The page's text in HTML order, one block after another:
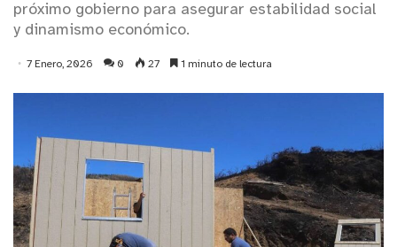
próximo gobierno para asegurar estabilidad social
y dinamismo económico.
7 Enero, 2026 0 27 1 minuto de lectura